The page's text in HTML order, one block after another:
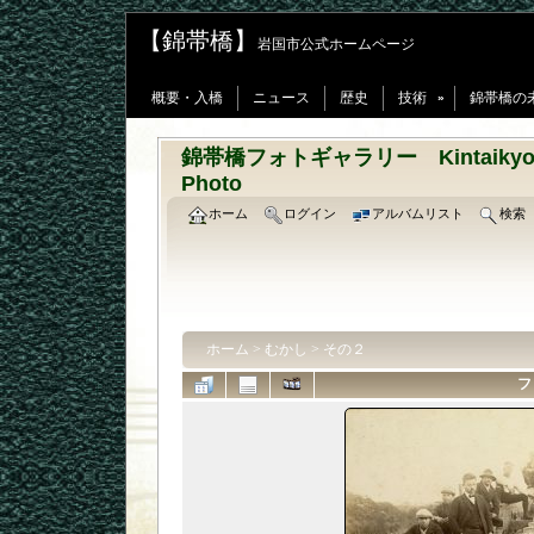
【錦帯橋】 岩国市公式ホームページ
概要・入橋 ニュース 歴史 技術 » 錦帯橋の
錦帯橋フォトギャラリー
Photo
ホーム ログイン アルバムリスト 検索
ホーム > むかし > その２